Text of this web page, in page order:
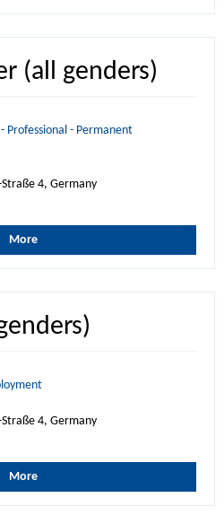
(all genders)
Professional - Permanent
4, Germany
More
4, Germany
More